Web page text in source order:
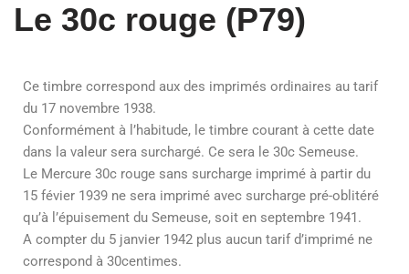
Le 30c rouge (P79)
Ce timbre correspond aux des imprimés ordinaires au tarif
du 17 novembre 1938.
Conformément à l’habitude, le timbre courant à cette date
dans la valeur sera surchargé. Ce sera le 30c Semeuse.
Le Mercure 30c rouge sans surcharge imprimé à partir du
15 févier 1939 ne sera imprimé avec surcharge pré-oblitéré
qu’à l’épuisement du Semeuse, soit en septembre 1941.
A compter du 5 janvier 1942 plus aucun tarif d’imprimé ne
correspond à 30centimes.